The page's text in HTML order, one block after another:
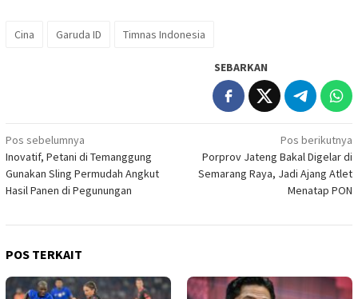
Cina Garuda ID Timnas Indonesia
SEBARKAN
Navigasi
pos
Pos sebelumnya
Inovatif, Petani di Temanggung
Gunakan Sling Permudah Angkut
Hasil Panen di Pegunungan
Pos berikutnya
Porprov Jateng Bakal Digelar di
Semarang Raya, Jadi Ajang Atlet
Menatap PON
POS TERKAIT